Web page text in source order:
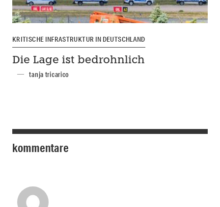
KRITISCHE INFRASTRUKTUR IN DEUTSCHLAND
Die Lage ist bedrohnlich
tanja tricarico
kommentare